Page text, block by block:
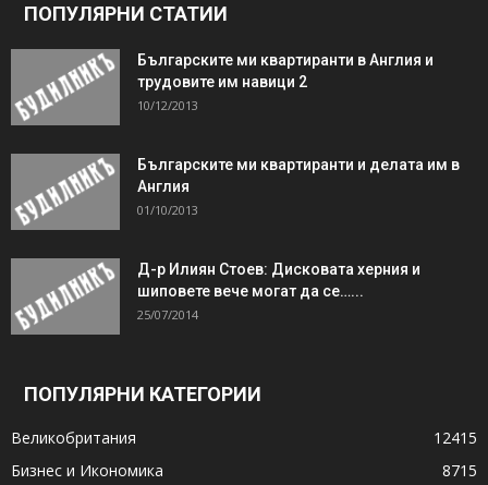
ПОПУЛЯРНИ СТАТИИ
Българските ми квартиранти в Англия и
трудовите им навици 2
10/12/2013
Българските ми квартиранти и делата им в
Англия
01/10/2013
Д-р Илиян Стоев: Дисковата херния и
шиповете вече могат да се…...
25/07/2014
ПОПУЛЯРНИ КАТЕГОРИИ
Великобритания
12415
Бизнес и Икономика
8715